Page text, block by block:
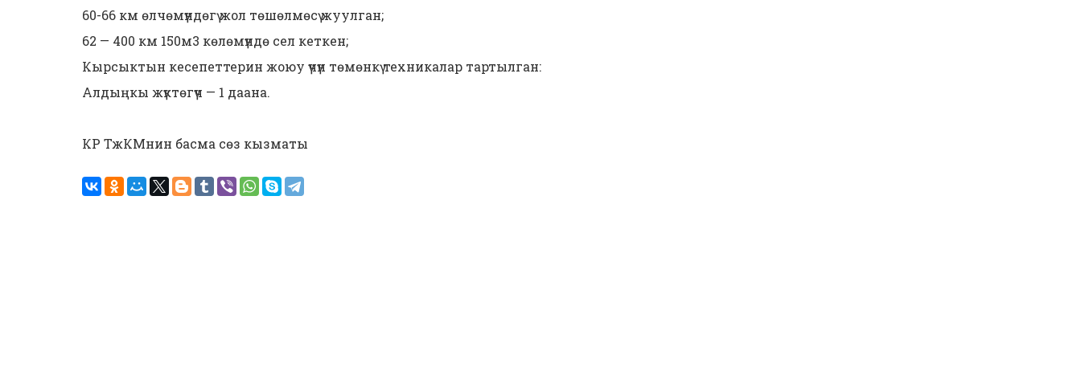
60-66 км өлчөмүндөгү жол төшөлмөсү жуулган;
62 — 400 км 150м3 көлөмүндө сел кеткен;
Кырсыктын кесепеттерин жоюу үчүн төмөнкү техникалар тартылган:
Алдыңкы жүктөгүч — 1 даана.
КР ТжКМнин басма сөз кызматы